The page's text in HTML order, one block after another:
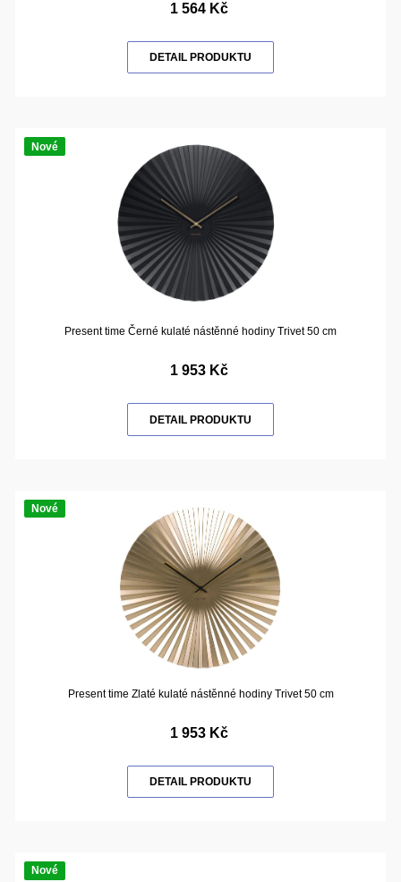
1 564 Kč
DETAIL PRODUKTU
Nové
Present time Černé kulaté nástěnné hodiny Trivet 50 cm
1 953 Kč
DETAIL PRODUKTU
Nové
Present time Zlaté kulaté nástěnné hodiny Trivet 50 cm
1 953 Kč
DETAIL PRODUKTU
Nové